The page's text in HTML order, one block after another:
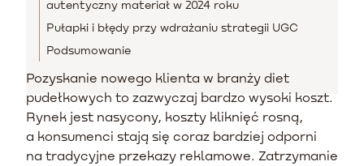
autentyczny materiał w 2024 roku
Pułapki i błędy przy wdrażaniu strategii UGC
Podsumowanie
Pozyskanie nowego klienta w branży diet
pudełkowych to zazwyczaj bardzo wysoki koszt.
Rynek jest nasycony, koszty kliknięć rosną,
a konsumenci stają się coraz bardziej odporni
na tradycyjne przekazy reklamowe. Zatrzymanie